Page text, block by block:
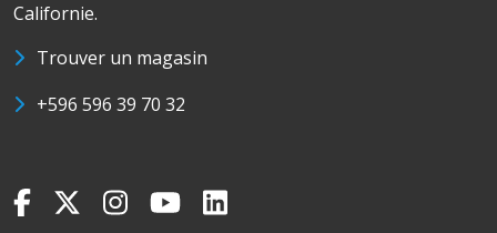
Californie.
Trouver un magasin
+596 596 39 70 32